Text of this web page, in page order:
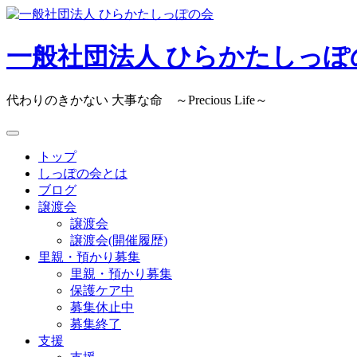
Skip
content
一般社団法人 ひらかたしっぽ
代わりのきかない 大事な命 ～Precious Life～
トップ
しっぽの会とは
ブログ
譲渡会
譲渡会
譲渡会(開催履歴)
里親・預かり募集
里親・預かり募集
保護ケア中
募集休止中
募集終了
支援